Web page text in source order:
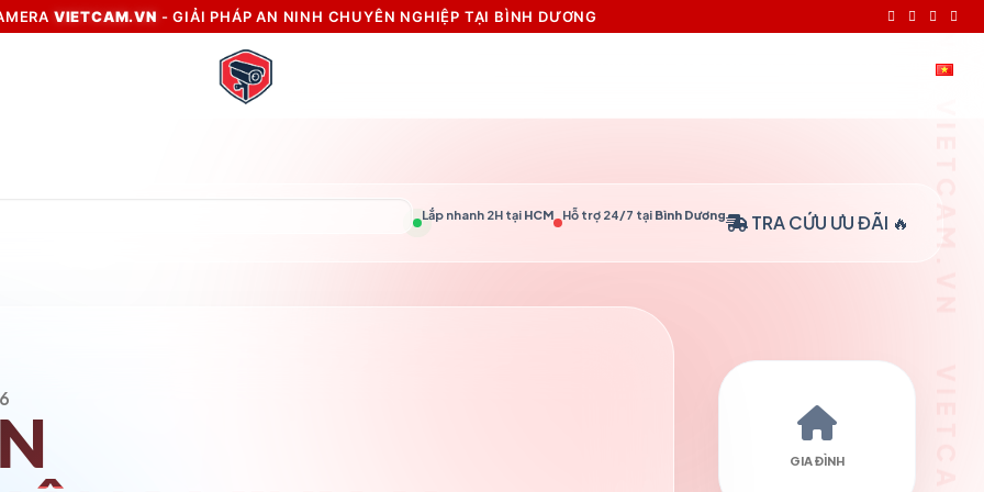
VIETCAM.VN - GIẢI PHÁP AN NINH CHUYÊN NGHIỆP TẠI BÌNH DƯƠNG
Lắp nhanh 2H tại HCM Hỗ trợ 24/7 tại Bình Dương TRA CỨU ƯU ĐÃI 🔥
GIA ĐÌNH